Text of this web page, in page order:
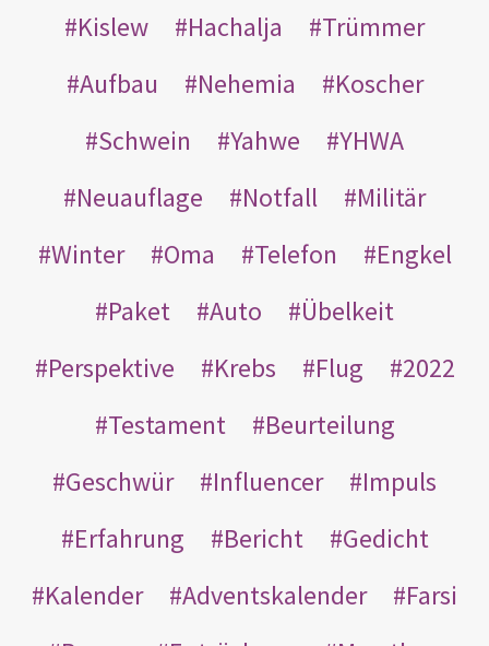
Kislew
Hachalja
Trümmer
Aufbau
Nehemia
Koscher
Schwein
Yahwe
YHWA
Neuauflage
Notfall
Militär
Winter
Oma Telefon
Engkel
Paket
Auto
Übelkeit
Perspektive
Krebs Flug
2022
Testament
Beurteilung
Geschwür
Influencer
Impuls
Erfahrung
Bericht
Gedicht
Kalender
Adventskalender
Farsi